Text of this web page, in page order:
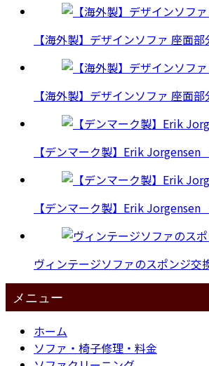
【海外製】デザインソファ 座面
【海外製】デザインソファ 座面
【デンマーク製】Erik
【デンマーク製】Erik
ヴィンテージソファのスポンジ交
メニュー
ホーム
ソファ・椅子修理・料金